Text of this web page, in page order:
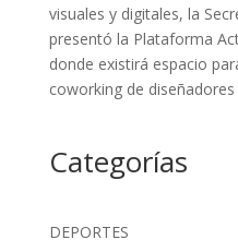
visuales y digitales, la
presentó la Plataforma
donde existirá espacio
coworking de
Categorías
DEPORTES